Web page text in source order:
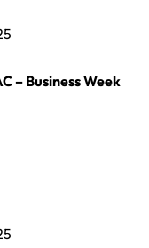
– Business Week